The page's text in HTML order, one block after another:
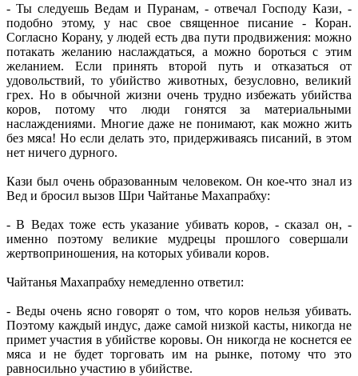
- Ты следуешь Ведам и Пуранам, - отвечал Господу Кази, -
подобно этому, у нас свое священное писание - Коран.
Согласно Корану, у людей есть два пути продвижения: можно
потакать желанию наслаждаться, а можно бороться с этим
желанием. Если принять второй путь и отказаться от
удовольствий, то убийство животных, безусловно, великий
грех. Но в обычной жизни очень трудно избежать убийства
коров, потому что люди гонятся за материальными
наслаждениями. Многие даже не понимают, как можно жить
без мяса! Но если делать это, придерживаясь писаний, в этом
нет ничего дурного.
Кази был очень образованным человеком. Он кое-что знал из
Вед и бросил вызов Шри Чайтанье Махапрабху:
- В Ведах тоже есть указание убивать коров, - сказал он, -
именно поэтому великие мудрецы прошлого совершали
жертвоприношения, на которых убивали коров.
Чайтанья Махапрабху немедленно ответил:
- Веды очень ясно говорят о том, что коров нельзя убивать.
Поэтому каждый индус, даже самой низкой касты, никогда не
примет участия в убийстве коровы. Он никогда не коснется ее
мяса и не будет торговать им на рынке, потому что это
равносильно участию в убийстве.